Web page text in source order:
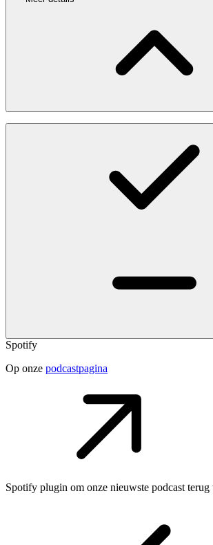
Spotify
Op onze podcastpagina
Spotify plugin om onze nieuwste podcast terug